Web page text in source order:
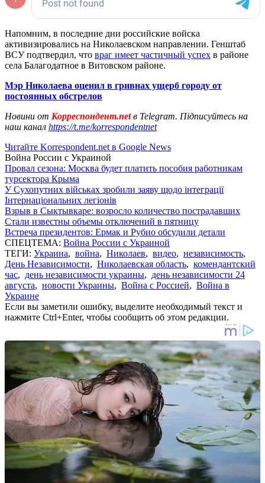
Напомним, в последние дни российские войска
активизировались на Николаевском направлении. Генштаб
ВСУ подтвердил, что враг имеет частичный успех в районе
села Балагодатное в Витовском районе.
Мэр Николаева оценил в гривнах ущерб городу от
постоянных обстрелов
Новини от Корреспондент.netв Telegram. Підписуйтесь на
наш канал https://t.me/korrespondentnet
Читайте Korrespondent.net в Google News
Война России с Украиной
Провал сезона: Москва будет платить пособия работникам
турсектора Крыма
У Сухопутних військах зробили заяву щодо інтеграції
Інтернаціональних легіонів
Взрыв в Сыктывкаре: возросло количество пострадавших
Стали известны объемы отключений в пятницу
Встреча президентов: Ермак и Рубио обсудили детали
СПЕЦТЕМА: Война России с Украиной
ТЕГИ: Украина, война, Николаев, видео, независимость,
День Независимости, Николаевская область, комендантский
час, день независимости украины, день независимости 24
августа, новости Украины, Война с Россией, Война в
Украине
Если вы заметили ошибку, выделите необходимый текст и
нажмите Ctrl+Enter, чтобы сообщить об этом редакции.